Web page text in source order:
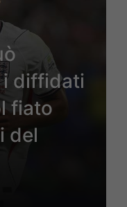
diffidati
fiato
del